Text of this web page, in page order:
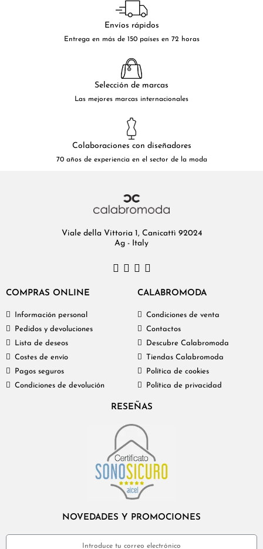
Envíos rápidos
Entrega en más de 150 países en 72 horas
Selección de marcas
Las mejores marcas internacionales
Colaboraciones con diseñadores
70 años de experiencia en el sector de la moda
Viale della Vittoria 1, Canicattì 92024
Ag - Italy
COMPRAS ONLINE
Información personal
Pedidos y devoluciones
Lista de deseos
Costes de envío
Pagos seguros
Condiciones de devolución
CALABROMODA
Condiciones de venta
Contactos
Descubre Calabromoda
Tiendas Calabromoda
Política de cookies
Política de privacidad
RESEÑAS
NOVEDADES Y PROMOCIONES